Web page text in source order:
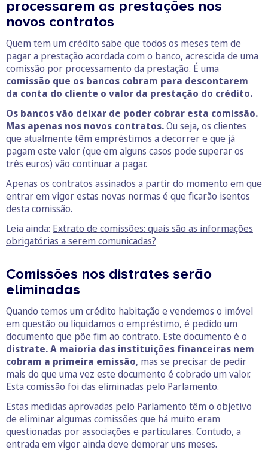
processarem as prestações nos
novos contratos
Quem tem um crédito sabe que todos os meses tem de
pagar a prestação acordada com o banco, acrescida de uma
comissão por processamento da prestação. É uma
comissão que os bancos cobram para descontarem
da conta do cliente o valor da prestação do crédito.
Os bancos vão deixar de poder cobrar esta comissão.
Mas apenas nos novos contratos.Ou seja, os clientes
que atualmente têm empréstimos a decorrer e que já
pagam este valor (que em alguns casos pode superar os
três euros) vão continuar a pagar.
Apenas os contratos assinados a partir do momento em que
entrar em vigor estas novas normas é que ficarão isentos
desta comissão.
Leia ainda: Extrato de comissões: quais são as informações
obrigatórias a serem comunicadas?
Comissões nos distrates serão
eliminadas
Quando temos um crédito habitação e vendemos o imóvel
em questão ou liquidamos o empréstimo, é pedido um
documento que põe fim ao contrato. Este documento é o
distrate. A maioria das instituições financeiras nem
cobram a primeira emissão, mas se precisar de pedir
mais do que uma vez este documento é cobrado um valor.
Esta comissão foi das eliminadas pelo Parlamento.
Estas medidas aprovadas pelo Parlamento têm o objetivo
de eliminar algumas comissões que há muito eram
questionadas por associações e particulares. Contudo, a
entrada em vigor ainda deve demorar uns meses.